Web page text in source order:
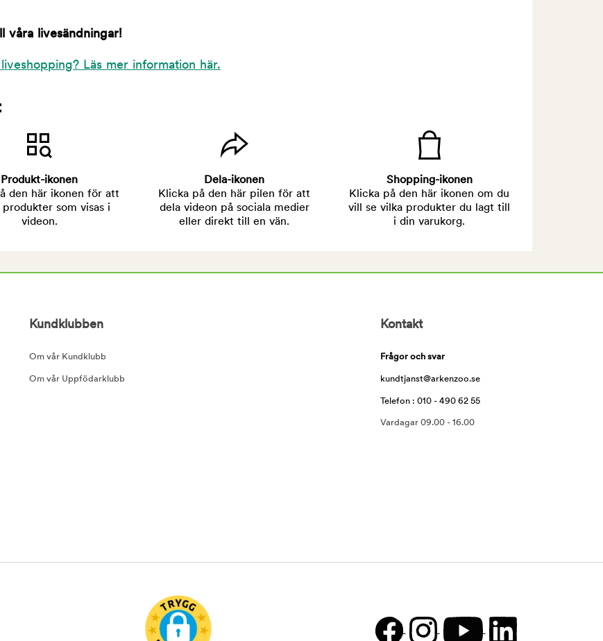
våra livesändningar!
Läs mer information här.
Produkt-ikonen
den här ikonen för att
produkter som visas i
videon.
Dela-ikonen
Klicka på den här pilen för att
dela videon på sociala medier
eller direkt till en vän.
Shopping-ikonen
Klicka på den här ikonen om du
vill se vilka produkter du lagt till
i din varukorg.
Kundklubben
Om vår Kundklubb
Om vår Uppfödarklubb
Kontakt
Frågor och svar
kundtjanst@arkenzoo.se
Telefon : 010 - 490 62 55
Vardagar 09.00 - 16.00